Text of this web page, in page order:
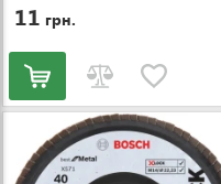
11 грн.